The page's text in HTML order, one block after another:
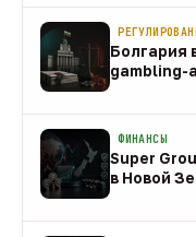
Болгария
gambling-
ФИНАНСЫ
Super
в Новой